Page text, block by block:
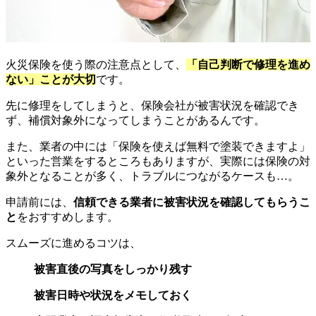
火災保険を使う際の注意点として、
「自己判断で修理を進め
ない」ことが大切です。
先に修理をしてしまうと、保険会社が被害状況を確認でき
ず、補償対象外になってしまうことがあるんです。
また、業者の中には「保険を使えば無料で塗装できますよ」
といった営業をするところもありますが、実際には保険の対
象外となることが多く、トラブルにつながるケースも…。
申請前には、 信頼できる業者に被害状況を確認してもらうこ
と をおすすめします。
スムーズに進めるコツは、
被害直後の写真をしっかり残す
被害日時や状況をメモしておく